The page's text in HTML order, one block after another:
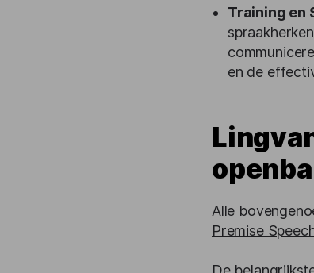
Training en
en de
Alle
Premise